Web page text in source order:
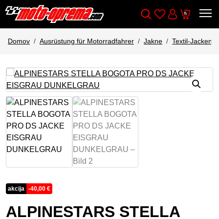
Wishlist
Cart
Domov Ausrüstung für Motorradfahrer Jakne Textil-Jacken
akcija -40,00 €
ALPINESTARS STELLA